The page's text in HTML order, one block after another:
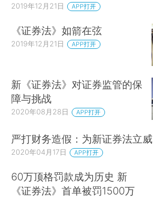
2019年12月21日 APP打开
《证券法》如箭在弦
2019年12月21日 APP打开
新《证券法》对证券监管的保
障与挑战
2020年08月28日 APP打开
严打财务造假：为新证券法立威
2020年04月17日 APP打开
60万顶格罚款成为历史 新
《证券法》首单被罚1500万